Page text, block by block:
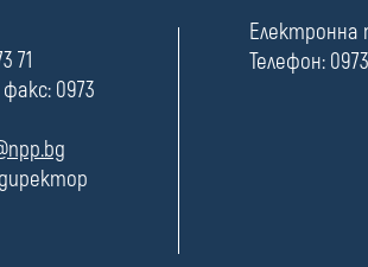
71
0973
л
е
Електронна
Телефон: